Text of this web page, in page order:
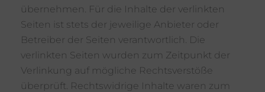
übernehmen. Für die Inhalte der verlinkten
Seiten ist stets der jeweilige Anbieter oder
Betreiber der Seiten verantwortlich. Die
verlinkten Seiten wurden zum Zeitpunkt der
Verlinkung auf mögliche Rechtsverstöße
überprüft. Rechtswidrige Inhalte waren zum